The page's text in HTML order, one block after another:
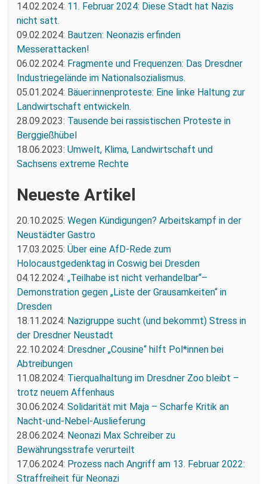
14.02.2024: 11. Februar 2024: Diese Stadt hat Nazis
nicht satt.
09.02.2024: Bautzen: Neonazis erfinden
Messerattacken!
06.02.2024: Fragmente und Frequenzen: Das Dresdner
Industriegelände im Nationalsozialismus.
05.01.2024: Bäuer:innenproteste: Eine linke Haltung zur
Landwirtschaft entwickeln.
28.09.2023: Tausende bei rassistischen Proteste in
Berggießhübel
18.06.2023: Umwelt, Klima, Landwirtschaft und
Sachsens extreme Rechte
Neueste Artikel
20.10.2025: Wegen Kündigungen? Arbeitskampf in der
Neustädter Gastro
17.03.2025: Über eine AfD-Rede zum
Holocaustgedenktag in Coswig bei Dresden
04.12.2024: „Teilhabe ist nicht verhandelbar“–
Demonstration gegen „Liste der Grausamkeiten“ in
Dresden
18.11.2024: Nazigruppe sucht (und bekommt) Stress in
der Dresdner Neustadt
22.10.2024: Dresdner „Cousine“ hilft Pol*innen bei
Abtreibungen
11.08.2024: Tierqualhaltung im Dresdner Zoo bleibt –
trotz neuem Affenhaus
30.06.2024: Solidarität mit Maja – Scharfe Kritik an
Nacht-und-Nebel-Auslieferung
28.06.2024: Neonazi Max Schreiber zu
Bewährungsstrafe verurteilt
17.06.2024: Prozess nach Angriff am 13. Februar 2022:
Straffreiheit für Neonazi